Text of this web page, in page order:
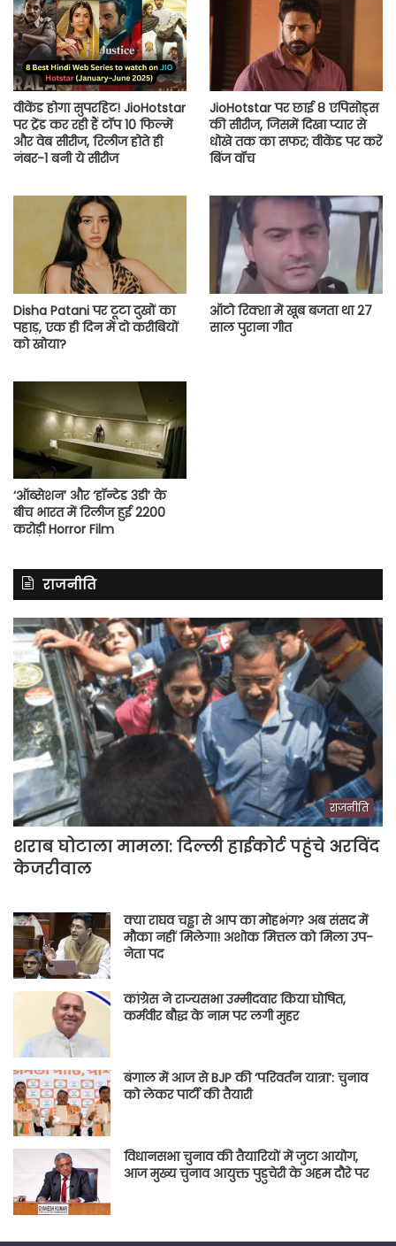
वीकेंड होगा सुपरहिट! JioHotstar
पर ट्रेंड कर रही हैं टॉप 10 फिल्में
और वेब सीरीज, रिलीज होते ही
नंबर-1 बनी ये सीरीज
JioHotstar पर छाई 8 एपिसोड्स
की सीरीज, जिसमें दिखा प्यार से
धोखे तक का सफर; वीकेंड पर करें
बिंज वॉच
Disha Patani पर टूटा दुखों का
पहाड़, एक ही दिन में दो करीबियों
को खोया?
ऑटो रिक्शा में खूब बजता था 27
साल पुराना गीत
‘ऑब्सेशन’ और ‘हॉन्टेड 3डी’ के
बीच भारत में रिलीज हुई 2200
करोड़ी Horror Film
राजनीति
राजनीति
शराब घोटाला मामला: दिल्ली हाईकोर्ट पहुंचे अरविंद
केजरीवाल
क्या राघव चड्ढा से आप का मोहभंग? अब संसद में
मौका नहीं मिलेगा! अशोक मित्तल को मिला उप-
नेता पद
कांग्रेस ने राज्यसभा उम्मीदवार किया घोषित,
कर्मवीर बौद्ध के नाम पर लगी मुहर
बंगाल में आज से BJP की ‘परिवर्तन यात्रा’: चुनाव
को लेकर पार्टी की तैयारी
विधानसभा चुनाव की तैयारियों में जुटा आयोग,
आज मुख्य चुनाव आयुक्त पुडुचेरी के अहम दौरे पर